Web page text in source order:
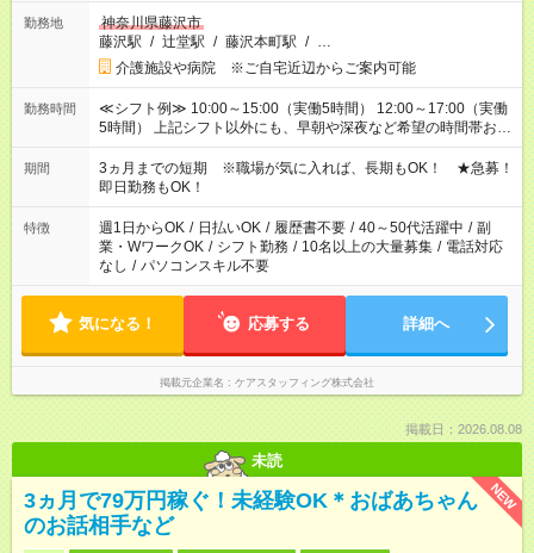
勤務地
神奈川県藤沢市
藤沢駅 / 辻堂駅 / 藤沢本町駅 / …
介護施設や病院 ※ご自宅近辺からご案内可能
勤務時間
≪シフト例≫ 10:00～15:00（実働5時間） 12:00～17:00（実働
5時間） 上記シフト以外にも、早朝や深夜など希望の時間帯お聞
かせください！ 事前に担当からヒアリングもしますので、ご安
心ください！
期間
3ヵ月までの短期 ※職場が気に入れば、長期もOK！ ★急募！
即日勤務もOK！
特徴 週1日からOK / 日払いOK / 履歴書不要 / 40～50代活躍中 / 副
業・WワークOK / シフト勤務 / 10名以上の大量募集 / 電話対応
なし / パソコンスキル不要
気になる！ 応募する 詳細へ
掲載元企業名 ケアスタッフィング株式会社
掲載日：2026.08.08
未読
NEW
3ヵ月で79万円稼ぐ！未経験OK＊おばあちゃん
のお話相手など